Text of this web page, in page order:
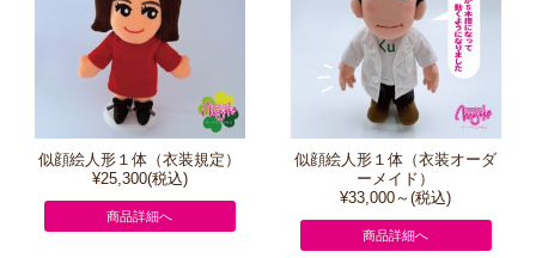
似顔絵人形１体（衣装規定）
¥25,300(税込)
商品詳細へ
似顔絵人形１体（衣装オーダ
ーメイド）
¥33,000～(税込)
商品詳細へ